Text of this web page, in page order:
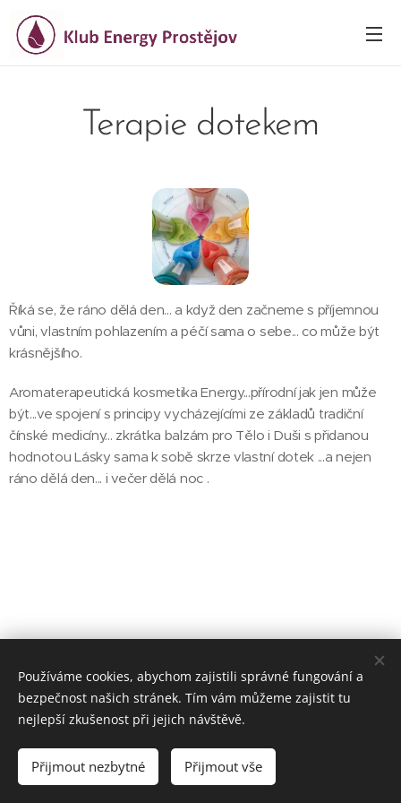
Terapie dotekem
Říká se, že ráno dělá den... a když den začneme s příjemnou
vůni, vlastním pohlazením a péčí sama o sebe... co může být
krásnějšího.
Aromaterapeutická kosmetika Energy...přírodní jak jen může
být...ve spojení s principy vycházejícími ze základů tradiční
čínské medicíny... zkrátka balzám pro Tělo i Duši s přidanou
hodnotou Lásky sama k sobě skrze vlastní dotek ...a nejen
ráno dělá den... i večer dělá noc .
ENERGY CZECH REPUBLIC a.s., Atrium- 2.patro, Hlaváčkovo nám. 1
Vytvořeno službou Webnode
Používáme cookies, abychom zajistili správné fungování a
bezpečnost našich stránek. Tím vám můžeme zajistit tu
nejlepší zkušenost při jejich návštěvě.
Přijmout nezbytné Přijmout vše